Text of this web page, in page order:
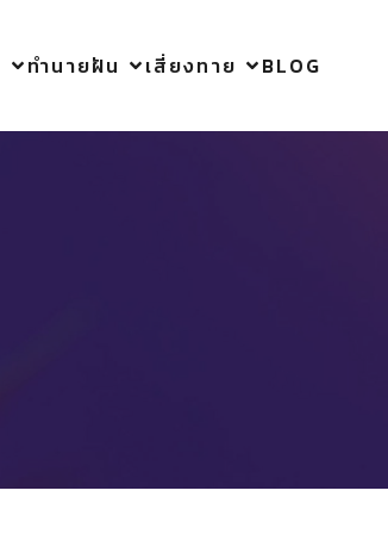
ทำนายฝัน เสี่ยงทาย BLOG